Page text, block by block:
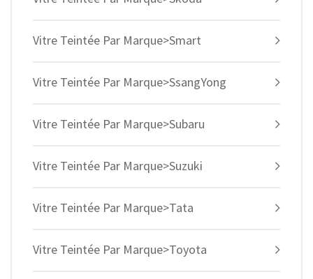
Vitre Teintée Par Marque>Smart
Vitre Teintée Par Marque>SsangYong
Vitre Teintée Par Marque>Subaru
Vitre Teintée Par Marque>Suzuki
Vitre Teintée Par Marque>Tata
Vitre Teintée Par Marque>Toyota